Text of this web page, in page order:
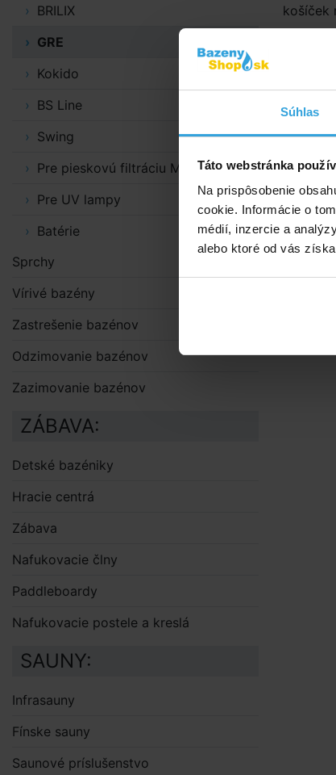
Súhlas
Táto webstránka
Na prispôsobenie
cookie. Informácie o
médií, inzercie a
alebo ktoré od vás
košíček
BRILIX
GRE
Kokido
BS Line
Swing
Pre pieskovú filtráciu MAXI
Pre UV lampy
Batérie
Sprchy
Vírivé bazény
Zastrešenie bazénov
Odzimovanie bazénov
Zazimovanie bazénov
ZÁBAVA:
Detské bazéniky
Hracie centrá
Zábava
Nafukovacie člny
Paddleboardy
Nafukovacie postele a kreslá
SAUNY:
Infrasauny
Fínske sauny
Saunové príslušenstvo